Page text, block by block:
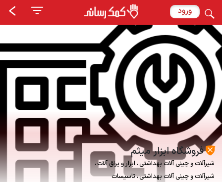
ورود
فروشگاه ابزار ميثم
شیرآلات و چینی آلات بهداشتی ابزار و یراق آلات
شیرآلات و چینی آلات بهداشتی تاسیسات